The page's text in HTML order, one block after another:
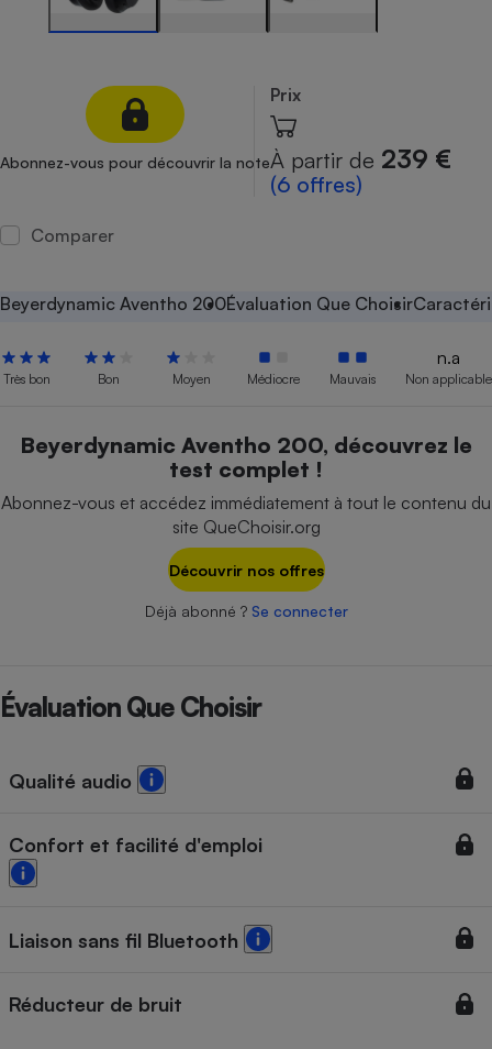
Abonnez-vous pour découvrir la note
Prix
À partir de 239 €
(6 offres)
Comparer
Beyerdynamic Aventho 200Évaluation Que Choisir
Très bon Bon Moyen Médiocre Mauvais
n.a
Non applicable
Beyerdynamic Aventho 200, découvrez le
test complet !
Abonnez-vous et accédez immédiatement à tout le contenu du
site QueChoisir.org
Découvrir nos offres
Déjà abonné ? Se connecter
Évaluation Que Choisir
Qualité audio
Confort et facilité d'emploi
Liaison sans fil Bluetooth
Réducteur de bruit
Assurance emprunteur
Petit électroménager -
Plaque de cuisson à
Cafetière à expressos
Téléphone mobile -
Radiateur électrique
Antimoustique